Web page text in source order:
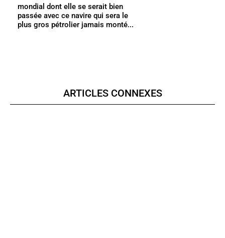
mondial dont elle se serait bien
passée avec ce navire qui sera le
plus gros pétrolier jamais monté...
ARTICLES CONNEXES